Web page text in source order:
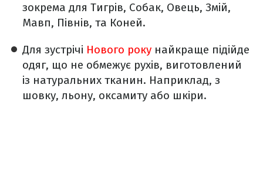
зокрема для Тигрів, Собак, Овець, Змій,
Мавп, Півнів, та Коней.
Для зустрічі Нового року найкраще підійде
одяг, що не обмежує рухів, виготовлений
із натуральних тканин. Наприклад, з
шовку, льону, оксамиту або шкіри.